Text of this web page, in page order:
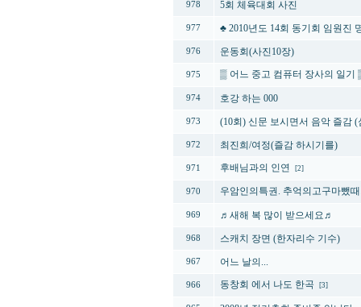
978 5회 체육대회 사진
977 ♣ 2010년도 14회 동기회 임원진
976 운동회(사진10장)
975 ▒ 어느 중고 컴퓨터 장사의 일기
974 호강 하는 000
973 (10회) 신문 보시면서 음악 즐감
972 최진희/여정(즐감 하시기를)
971 후배님과의 인연 [2]
970 우암인의특권. 추억의고구마뺐
969 ♬새해 복 많이 받으세요♬
968 스캐치 장면 (한자리수 기수)
967 어느 날의...
966 동창회 에서 나도 한곡 [3]